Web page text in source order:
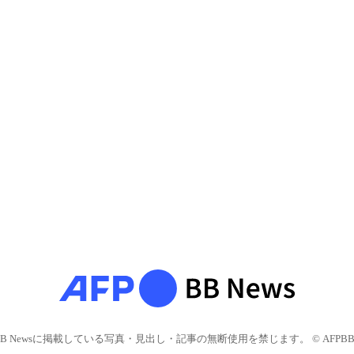
Newsに掲載している写真・見出し・記事の無断使用を禁じます。 © AFPBB